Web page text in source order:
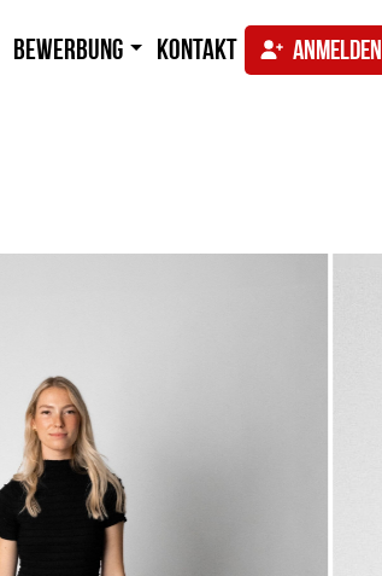
Bewerbung Kontakt ANMELDEN